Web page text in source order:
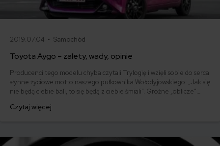
2019.07.04 • Samochód
Toyota Aygo – zalety, wady, opinie
Producenci tego modelu chyba czytali Trylogię i wzięli sobie do serca
słynne życiowe motto naszego pułkownika Wołodyjowskiego: „Jak się
nie będą ciebie bali, to się będą z ciebie śmiali”. Groźne „oblicze”
aż usłyszymy spod maski charakterystyczny charczący oddech i
Czytaj więcej